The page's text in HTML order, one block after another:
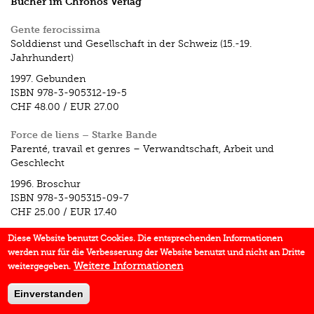
Gente ferocissima
Solddienst und Gesellschaft in der Schweiz (15.-19.
Jahrhundert)
1997. Gebunden
ISBN 978-3-905312-19-5
CHF 48.00 / EUR 27.00
Force de liens – Starke Bande
Parenté, travail et genres – Verwandtschaft, Arbeit und
Geschlecht
1996. Broschur
ISBN 978-3-905315-09-7
CHF 25.00 / EUR 17.40
Diese Website benutzt Cookies. Die entsprechenden Informationen
werden nur für die Verbesserung der Website benutzt und nicht an Dritte
weitergegeben. Weitere Informationen
Einverstanden